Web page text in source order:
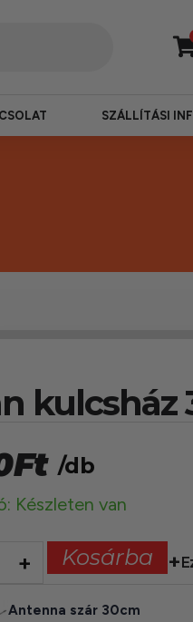
SZÁLLÍTÁSI
kulcsház
Ft /db
Készleten van
+ Kosárba
Antenna szár 30cm